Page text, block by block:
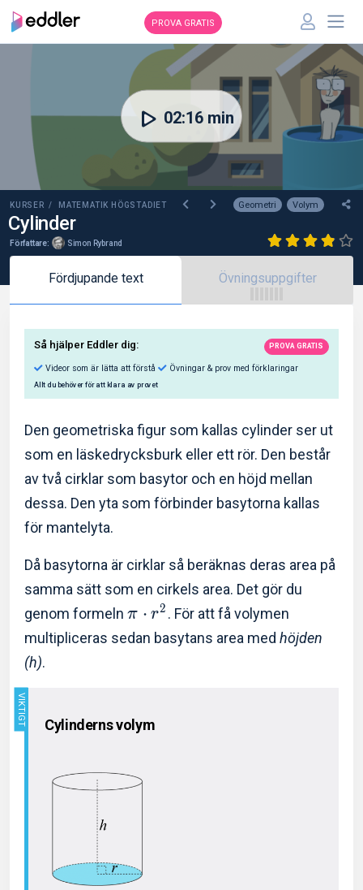
PROVA GRATIS
KURSER / MATEMATIK HÖGSTADIET Geometri Volym
Cylinder
Författare: Simon Rybrand
02:16 min
Fördjupande text Övningsuppgifter
Så hjälper Eddler dig:
Videor som är lätta att förstå
Den geometriska figur som kallas cylinder ser ut
som en läskedrycksburk eller ett rör. Den består
av två cirklar som basytor och en höjd mellan
dessa. Den yta som förbinder basytorna kallas
för mantelyta.
Då basytorna är cirklar så beräknas deras area på
samma sätt som en cirkels area. Det gör du
genom formeln π ⋅ r2 . För att få volymen
multipliceras sedan basytans area med höjden
(h).
Cylinderns volym